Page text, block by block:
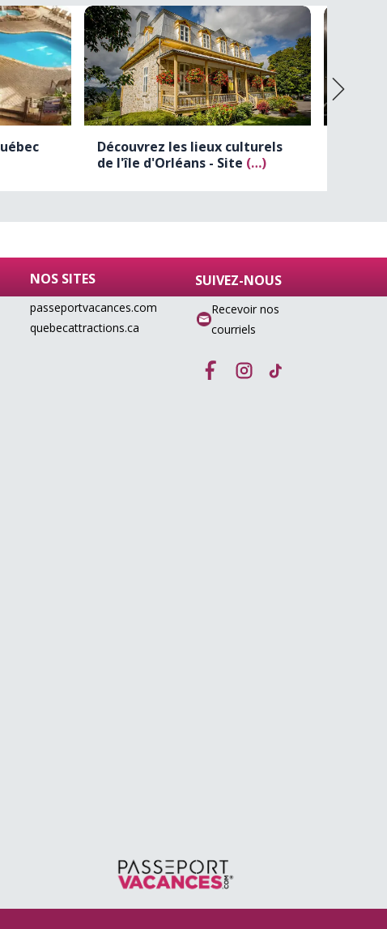
Découvrez les lieux culturels
de l'île d'Orléans - Site (…)
NOS SITES
passeportvacances.com
quebecattractions.ca
SUIVEZ-NOUS
Recevoir nos
courriels